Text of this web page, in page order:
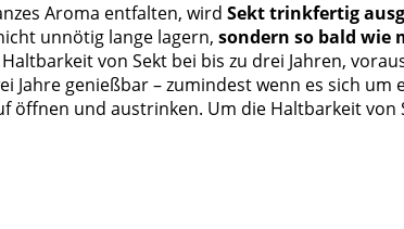
Aroma entfalten, wird Sekt trinkfertig
unnötig lange lagern, sondern so bald wie
von Sekt bei bis zu drei Jahren,
Jahre genießbar – zumindest wenn es sich
öffnen und austrinken. Um die Haltbarkeit